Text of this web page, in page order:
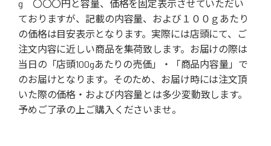
g 〇〇〇円と容量、価格を固定表示させていただい
ておりますが、記載の内容量、および１００ｇあたり
の価格は目安表示となります。実際には店頭にて、ご
注文内容に近しい商品を集荷致します。お届けの際は
当日の「店頭100gあたりの売価」・「商品内容量」で
のお届けとなります。そのため、お届け時には注文頂
いた際の価格・および内容量とは多少変動致します。
予めご了承の上ご購入くださいませ。